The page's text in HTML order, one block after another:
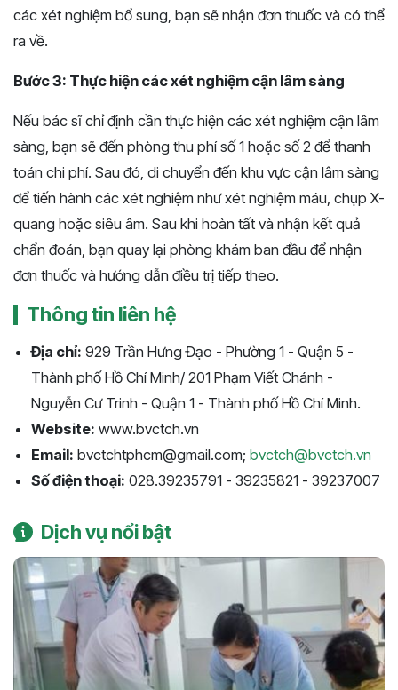
các xét nghiệm bổ sung, bạn sẽ nhận đơn thuốc và có thể
ra về.
Bước 3: Thực hiện các xét nghiệm cận lâm sàng
Nếu bác sĩ chỉ định cần thực hiện các xét nghiệm cận lâm
sàng, bạn sẽ đến phòng thu phí số 1 hoặc số 2 để thanh
toán chi phí. Sau đó, di chuyển đến khu vực cận lâm sàng
để tiến hành các xét nghiệm như xét nghiệm máu, chụp X-
quang hoặc siêu âm. Sau khi hoàn tất và nhận kết quả
chẩn đoán, bạn quay lại phòng khám ban đầu để nhận
đơn thuốc và hướng dẫn điều trị tiếp theo.
Thông tin liên hệ
Địa chỉ: 929 Trần Hưng Đạo - Phường 1 - Quận 5 -
Thành phố Hồ Chí Minh/ 201 Phạm Viết Chánh -
Nguyễn Cư Trinh - Quận 1 - Thành phố Hồ Chí Minh.
Website: www.bvctch.vn
Email: bvctchtphcm@gmail.com; bvctch@bvctch.vn
Số điện thoại: 028.39235791 - 39235821 - 39237007
Dịch vụ nổi bật